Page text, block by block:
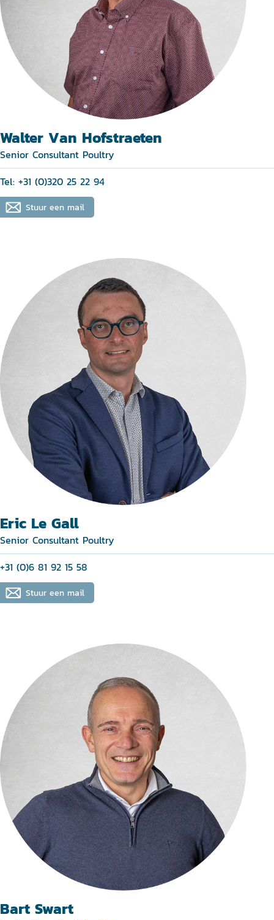
Walter Van Hofstraeten
Senior Consultant Poultry
Tel: +31 (0)320 25 22 94
Stuur een mail
Eric Le Gall
Senior Consultant Poultry
+31 (0)6 81 92 15 58
Stuur een mail
Bart Swart